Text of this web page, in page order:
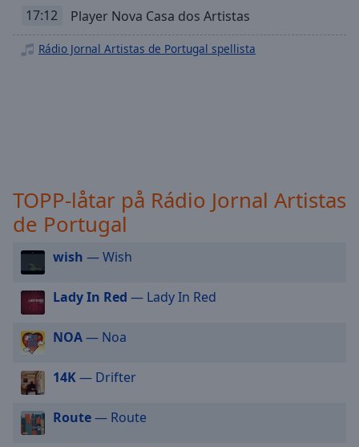
Descriptions
descriptions
subtitles
settings
dialog
subtitles
off
selected
Track
in-
Picture
This
17:12 Player Nova Casa dos Artistas
Rádio Jornal Artistas de Portugal spellista
TOPP-låtar på Rádio Jornal Artistas
de Portugal
wish — Wish
Lady In Red — Lady In Red
NOA— Noa
14K— Drifter
Route— Route